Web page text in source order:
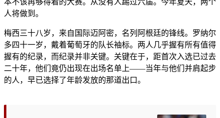
人将做到。
梅西三十八岁，来自国际迈阿密，名列阿根廷的锋线。罗纳尔
多四十一岁，戴着葡萄牙的队长袖标。两人几乎握有所有值得
握有的纪录，而纪录并非关键。关键在于，距首次入选已过去
二十年，他们竟仍出现在出场名单上——当年与他们并肩起步
的人，早已选择了年龄发放的那道出口。